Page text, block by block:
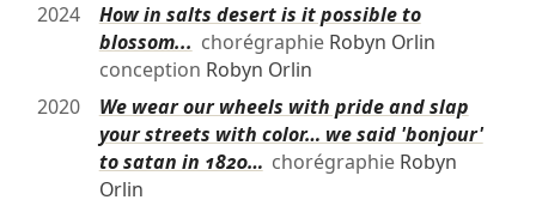
2024
How in salts desert is it possible to
blossom... chorégraphie Robyn Orlin
conception Robyn Orlin
2020
We wear our wheels with pride and slap
your streets with color… we said 'bonjour'
to satan in 1820… chorégraphie Robyn
Orlin